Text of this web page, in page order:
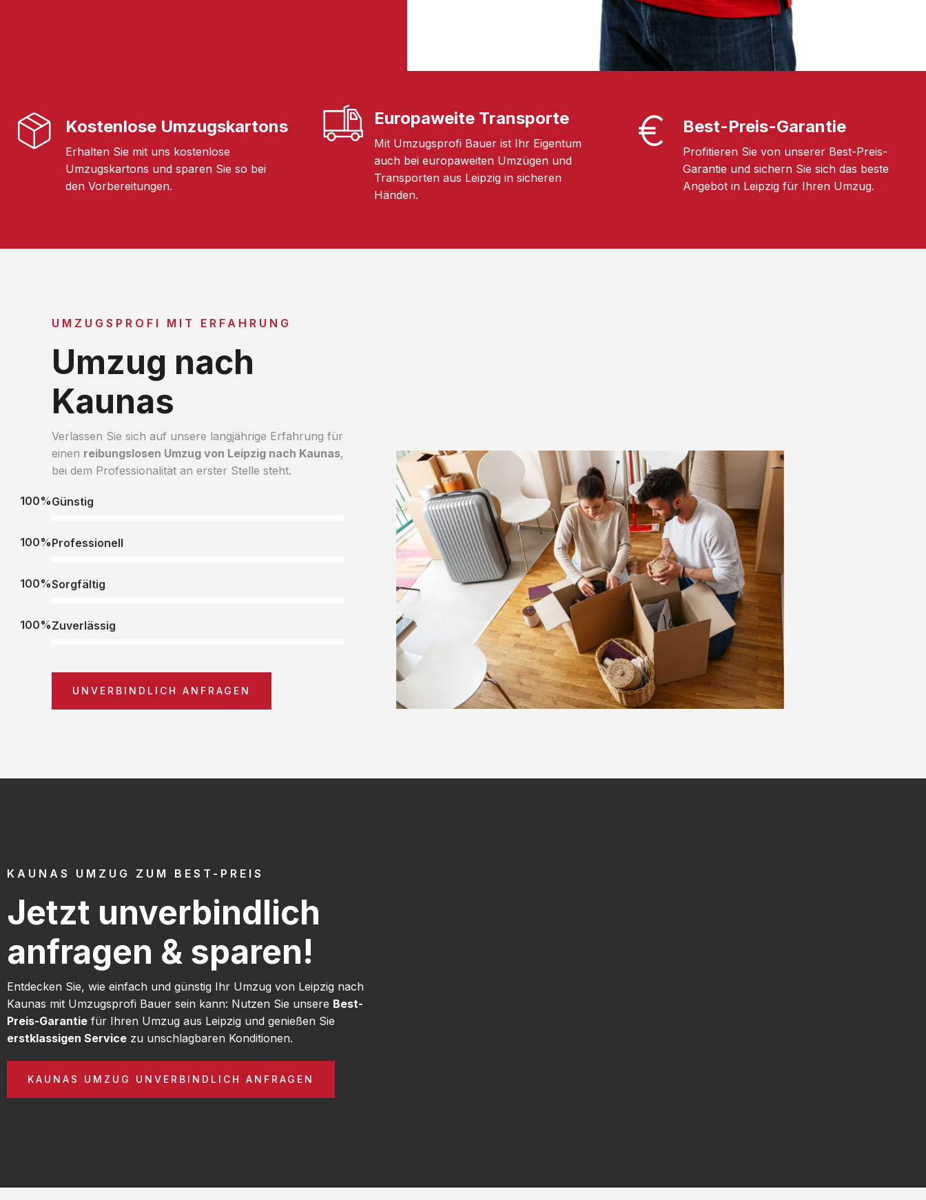
Kostenlose Umzugskartons
Erhalten Sie mit uns kostenlose
Umzugskartons und sparen Sie so bei
den Vorbereitungen.
Europaweite Transporte
Mit Umzugsprofi Bauer ist Ihr Eigentum
auch bei europaweiten Umzügen und
Transporten aus Leipzig in sicheren
Händen.
Best-Preis-Garantie
Profitieren Sie von unserer Best-Preis-
Garantie und sichern Sie sich das beste
Angebot in Leipzig für Ihren Umzug.
UMZUGSPROFI MIT ERFAHRUNG
Umzug nach
Kaunas
Verlassen Sie sich auf unsere langjährige Erfahrung für
einen reibungslosen Umzug von Leipzig nach Kaunas,
bei dem Professionalität an erster Stelle steht.
Günstig
100%
Professionell
100%
Sorgfältig
100%
Zuverlässig
100%
UNVERBINDLICH ANFRAGEN
KAUNAS UMZUG ZUM BEST-PREIS
Jetzt unverbindlich
anfragen & sparen!
Entdecken Sie, wie einfach und günstig Ihr Umzug von Leipzig nach
Kaunas mit Umzugsprofi Bauer sein kann: Nutzen Sie unsere Best-
Preis-Garantie für Ihren Umzug aus Leipzig und genießen Sie
erstklassigen Service zu unschlagbaren Konditionen.
KAUNAS UMZUG UNVERBINDLICH ANFRAGEN